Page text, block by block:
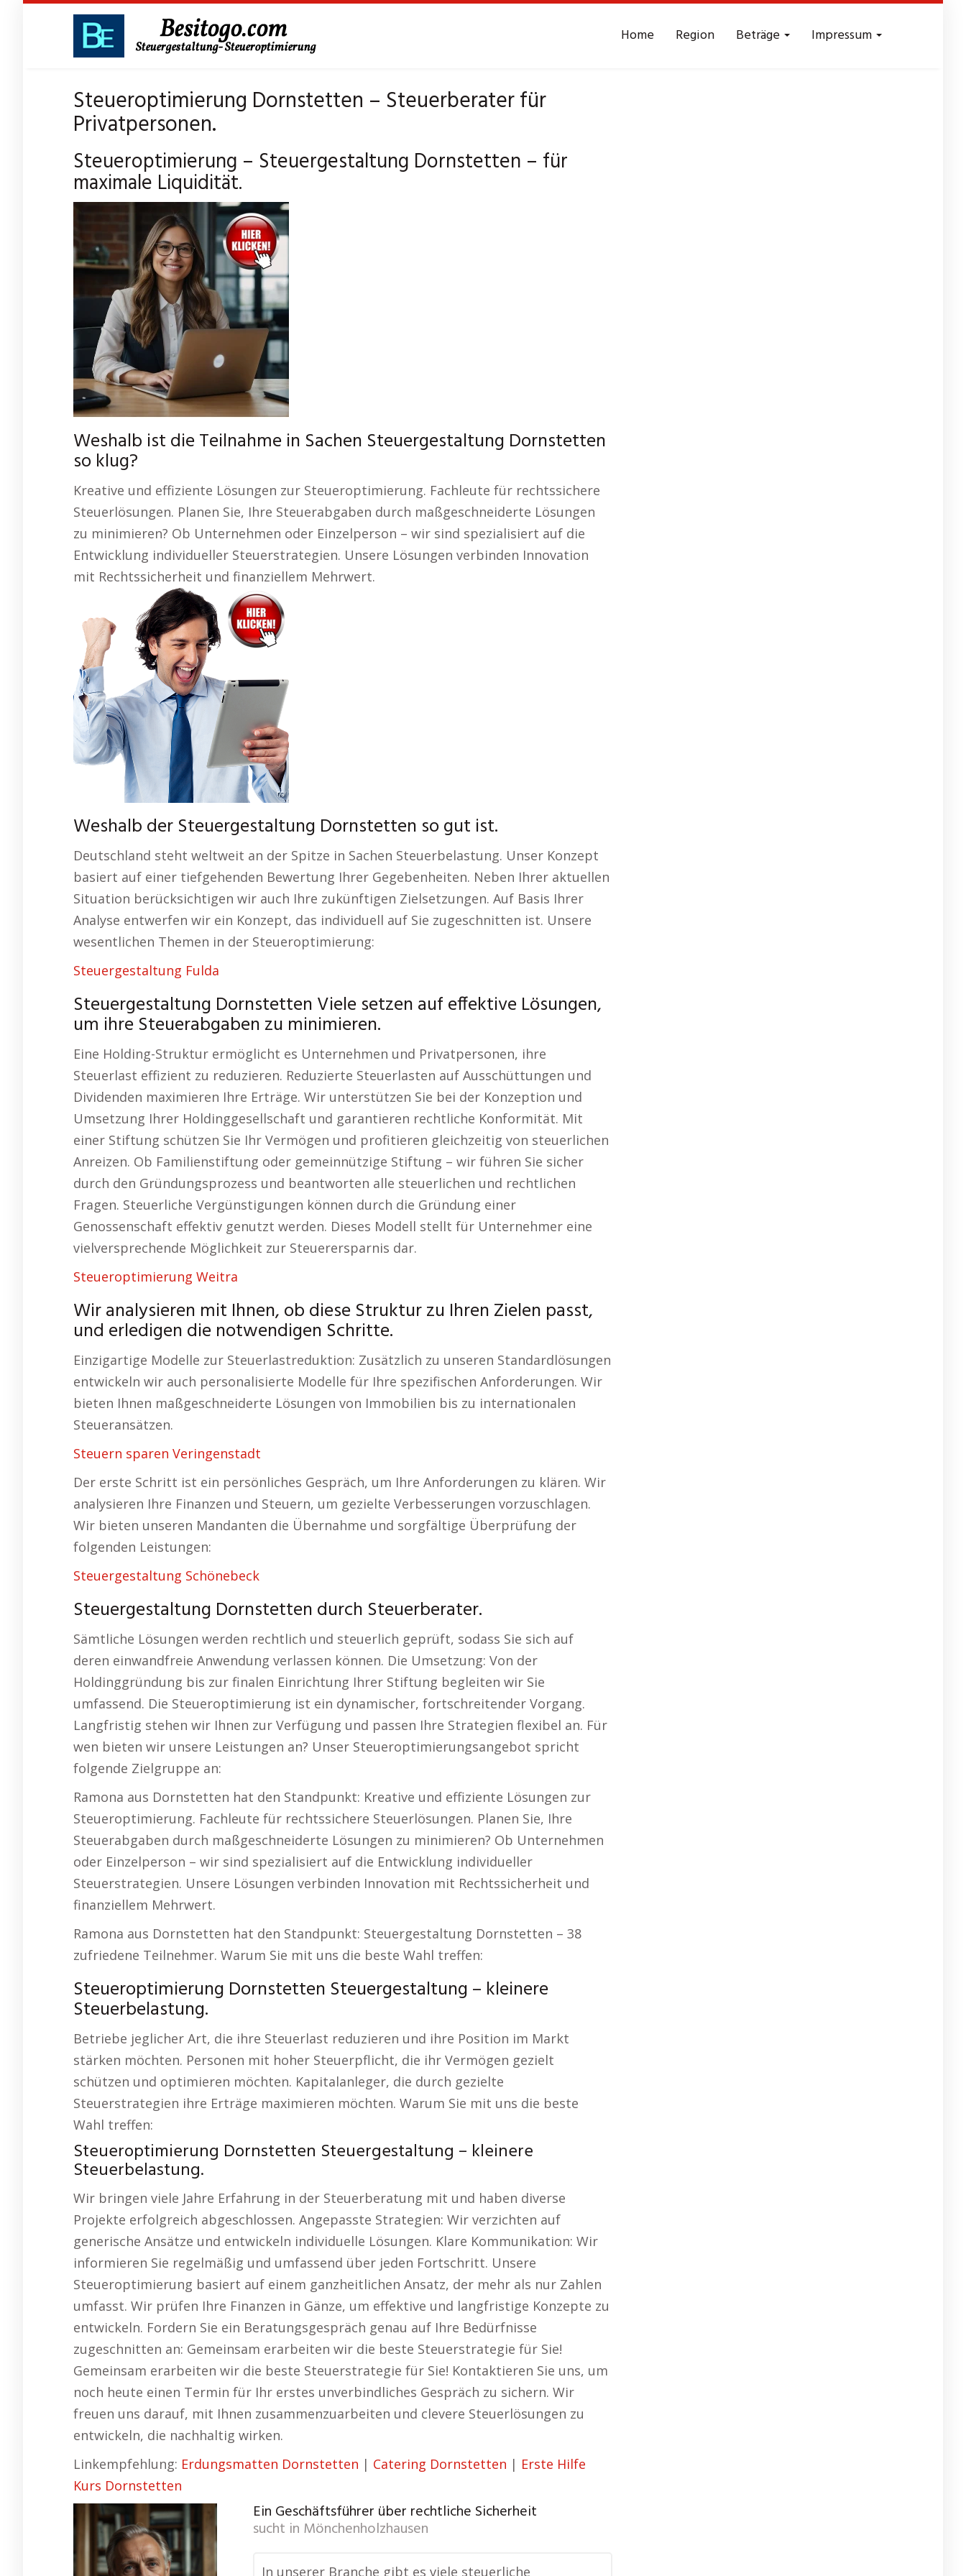
Home Region Beträge Impressum
Steueroptimierung Dornstetten – Steuerberater für
Privatpersonen.
Steueroptimierung – Steuergestaltung Dornstetten – für
maximale Liquidität.
Weshalb ist die Teilnahme in Sachen Steuergestaltung Dornstetten
so klug?
Kreative und effiziente Lösungen zur Steueroptimierung. Fachleute für rechtssichere
Steuerlösungen. Planen Sie, Ihre Steuerabgaben durch maßgeschneiderte Lösungen
zu minimieren? Ob Unternehmen oder Einzelperson – wir sind spezialisiert auf die
Entwicklung individueller Steuerstrategien. Unsere Lösungen verbinden Innovation
mit Rechtssicherheit und finanziellem Mehrwert.
Weshalb der Steuergestaltung Dornstetten so gut ist.
Deutschland steht weltweit an der Spitze in Sachen Steuerbelastung. Unser Konzept
basiert auf einer tiefgehenden Bewertung Ihrer Gegebenheiten. Neben Ihrer aktuellen
Situation berücksichtigen wir auch Ihre zukünftigen Zielsetzungen. Auf Basis Ihrer
Analyse entwerfen wir ein Konzept, das individuell auf Sie zugeschnitten ist. Unsere
wesentlichen Themen in der Steueroptimierung:
Steuergestaltung Fulda
Steuergestaltung Dornstetten Viele setzen auf effektive Lösungen,
um ihre Steuerabgaben zu minimieren.
Eine Holding-Struktur ermöglicht es Unternehmen und Privatpersonen, ihre
Steuerlast effizient zu reduzieren. Reduzierte Steuerlasten auf Ausschüttungen und
Dividenden maximieren Ihre Erträge. Wir unterstützen Sie bei der Konzeption und
Umsetzung Ihrer Holdinggesellschaft und garantieren rechtliche Konformität. Mit
einer Stiftung schützen Sie Ihr Vermögen und profitieren gleichzeitig von steuerlichen
Anreizen. Ob Familienstiftung oder gemeinnützige Stiftung – wir führen Sie sicher
durch den Gründungsprozess und beantworten alle steuerlichen und rechtlichen
Fragen. Steuerliche Vergünstigungen können durch die Gründung einer
Genossenschaft effektiv genutzt werden. Dieses Modell stellt für Unternehmer eine
vielversprechende Möglichkeit zur Steuerersparnis dar.
Steueroptimierung Weitra
Wir analysieren mit Ihnen, ob diese Struktur zu Ihren Zielen passt,
und erledigen die notwendigen Schritte.
Einzigartige Modelle zur Steuerlastreduktion: Zusätzlich zu unseren Standardlösungen
entwickeln wir auch personalisierte Modelle für Ihre spezifischen Anforderungen. Wir
bieten Ihnen maßgeschneiderte Lösungen von Immobilien bis zu internationalen
Steueransätzen.
Steuern sparen Veringenstadt
Der erste Schritt ist ein persönliches Gespräch, um Ihre Anforderungen zu klären. Wir
analysieren Ihre Finanzen und Steuern, um gezielte Verbesserungen vorzuschlagen.
Wir bieten unseren Mandanten die Übernahme und sorgfältige Überprüfung der
folgenden Leistungen:
Steuergestaltung Schönebeck
Steuergestaltung Dornstetten durch Steuerberater.
Sämtliche Lösungen werden rechtlich und steuerlich geprüft, sodass Sie sich auf
deren einwandfreie Anwendung verlassen können. Die Umsetzung: Von der
Holdinggründung bis zur finalen Einrichtung Ihrer Stiftung begleiten wir Sie
umfassend. Die Steueroptimierung ist ein dynamischer, fortschreitender Vorgang.
Langfristig stehen wir Ihnen zur Verfügung und passen Ihre Strategien flexibel an. Für
wen bieten wir unsere Leistungen an? Unser Steueroptimierungsangebot spricht
folgende Zielgruppe an:
Ramona aus Dornstetten hat den Standpunkt: Kreative und effiziente Lösungen zur
Steueroptimierung. Fachleute für rechtssichere Steuerlösungen. Planen Sie, Ihre
Steuerabgaben durch maßgeschneiderte Lösungen zu minimieren? Ob Unternehmen
oder Einzelperson – wir sind spezialisiert auf die Entwicklung individueller
Steuerstrategien. Unsere Lösungen verbinden Innovation mit Rechtssicherheit und
finanziellem Mehrwert.
Ramona aus Dornstetten hat den Standpunkt: Steuergestaltung Dornstetten – 38
zufriedene Teilnehmer. Warum Sie mit uns die beste Wahl treffen:
Steueroptimierung Dornstetten Steuergestaltung – kleinere
Steuerbelastung.
Betriebe jeglicher Art, die ihre Steuerlast reduzieren und ihre Position im Markt
stärken möchten. Personen mit hoher Steuerpflicht, die ihr Vermögen gezielt
schützen und optimieren möchten. Kapitalanleger, die durch gezielte
Steuerstrategien ihre Erträge maximieren möchten. Warum Sie mit uns die beste
Wahl treffen:
Steueroptimierung Dornstetten Steuergestaltung – kleinere
Steuerbelastung.
Wir bringen viele Jahre Erfahrung in der Steuerberatung mit und haben diverse
Projekte erfolgreich abgeschlossen. Angepasste Strategien: Wir verzichten auf
generische Ansätze und entwickeln individuelle Lösungen. Klare Kommunikation: Wir
informieren Sie regelmäßig und umfassend über jeden Fortschritt. Unsere
Steueroptimierung basiert auf einem ganzheitlichen Ansatz, der mehr als nur Zahlen
umfasst. Wir prüfen Ihre Finanzen in Gänze, um effektive und langfristige Konzepte zu
entwickeln. Fordern Sie ein Beratungsgespräch genau auf Ihre Bedürfnisse
zugeschnitten an: Gemeinsam erarbeiten wir die beste Steuerstrategie für Sie!
Gemeinsam erarbeiten wir die beste Steuerstrategie für Sie! Kontaktieren Sie uns, um
noch heute einen Termin für Ihr erstes unverbindliches Gespräch zu sichern. Wir
freuen uns darauf, mit Ihnen zusammenzuarbeiten und clevere Steuerlösungen zu
entwickeln, die nachhaltig wirken.
Linkempfehlung: Erdungsmatten Dornstetten | Catering Dornstetten | Erste Hilfe
Kurs Dornstetten
Ein Geschäftsführer über rechtliche Sicherheit
sucht in Mönchenholzhausen
In unserer Branche gibt es viele steuerliche